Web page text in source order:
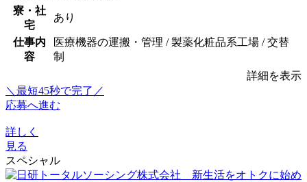
寮・社
宅
あり
仕事内
容
医療機器の運搬・管理 / 製薬化粧品系工場 / 交替
制
詳細を表示
＼最短45秒で完了／
応募へ進む
詳しく
見る
スペシャル